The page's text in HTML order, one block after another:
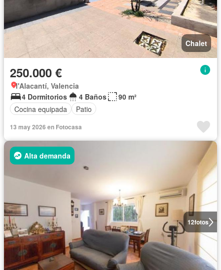
Chalet
250.000 €
l'Alacantí, Valencia
4 Dormitorios
4 Baños
90 m²
Cocina equipada
Patio
13 may 2026 en Fotocasa
12fotos
Alta demanda